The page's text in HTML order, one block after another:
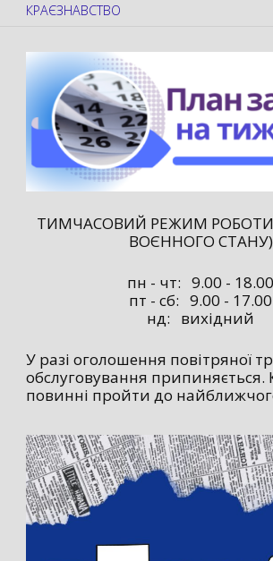
КРАЄЗНАВСТВО
ТИМЧАСОВИЙ РЕЖИМ РОБОТИ
ВОЄННОГО СТАНУ)
пн - чт: 9.00 - 18.00
пт - сб: 9.00 - 17.00
нд: вихідний
У разі оголошення повітряної
обслуговування припиняється.
повинні пройти до